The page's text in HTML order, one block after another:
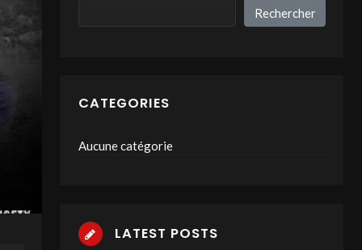
Rechercher
CATEGORIES
Aucune catégorie
LATEST POSTS